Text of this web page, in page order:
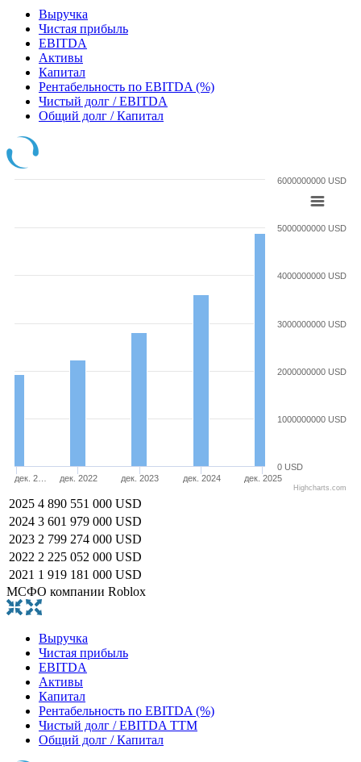
Выручка
Чистая прибыль
EBITDA
Активы
Капитал
Рентабельность по EBITDA (%)
Чистый долг / EBITDA
Общий долг / Капитал
дек. 2… дек. 2022 дек. 2023 дек. 2024 дек. 2025
0 USD
1000000000 USD
2000000000 USD
3000000000 USD
4000000000 USD
5000000000 USD
6000000000 USD
Highcharts.com
2025 4 890 551 000 USD
2024 3 601 979 000 USD
2023 2 799 274 000 USD
2022 2 225 052 000 USD
2021 1 919 181 000 USD
МСФО компании Roblox
Выручка
Чистая прибыль
EBITDA
Активы
Капитал
Рентабельность по EBITDA (%)
Чистый долг / EBITDA TTM
Общий долг / Капитал